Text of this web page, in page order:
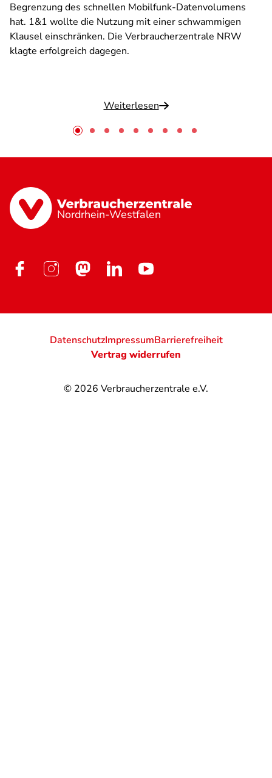
Begrenzung des schnellen Mobilfunk-Datenvolumens
hat. 1&1 wollte die Nutzung mit einer schwammigen
Klausel einschränken. Die Verbraucherzentrale NRW
klagte erfolgreich dagegen.
Weiterlesen
Nordrhein-Westfalen
© 2026 Verbraucherzentrale e.V.
DatenschutzImpressumBarrierefreiheit
Vertrag widerrufen